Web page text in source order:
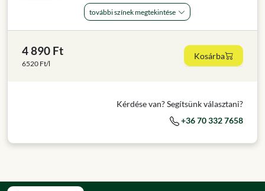
további színek megtekintése
4 890 Ft
6520 Ft/l
Kosárba
Kérdése van? Segítsünk választani?
+36 70 332 7658